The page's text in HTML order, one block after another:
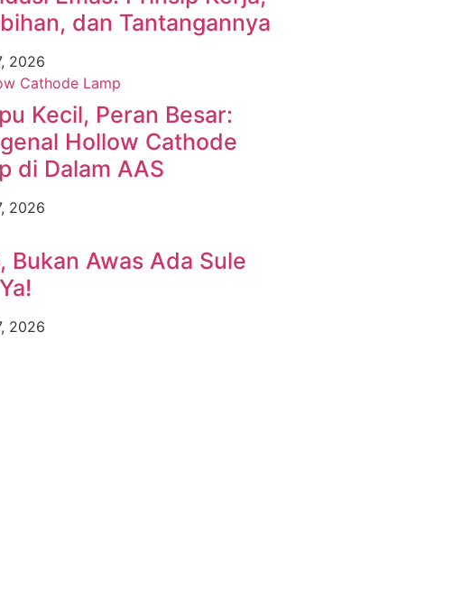
dan Tantangannya
2026
Kecil, Peran Besar:
Hollow Cathode
di Dalam AAS
2026
Bukan Awas Ada Sule
2026